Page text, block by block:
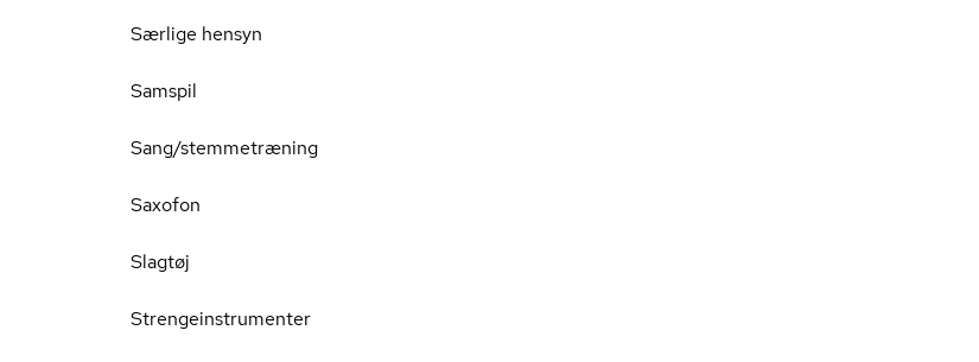
Særlige hensyn
Samspil
Sang/stemmetræning
Saxofon
Slagtøj
Strengeinstrumenter